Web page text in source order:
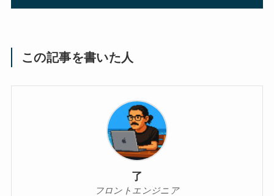
この記事を書いた人
了
フロントエンジニア